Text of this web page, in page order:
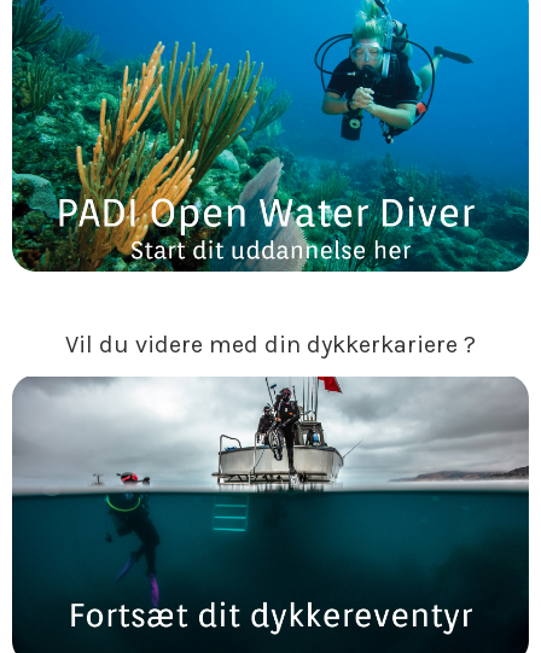
Vil du videre med din dykkerkariere ?